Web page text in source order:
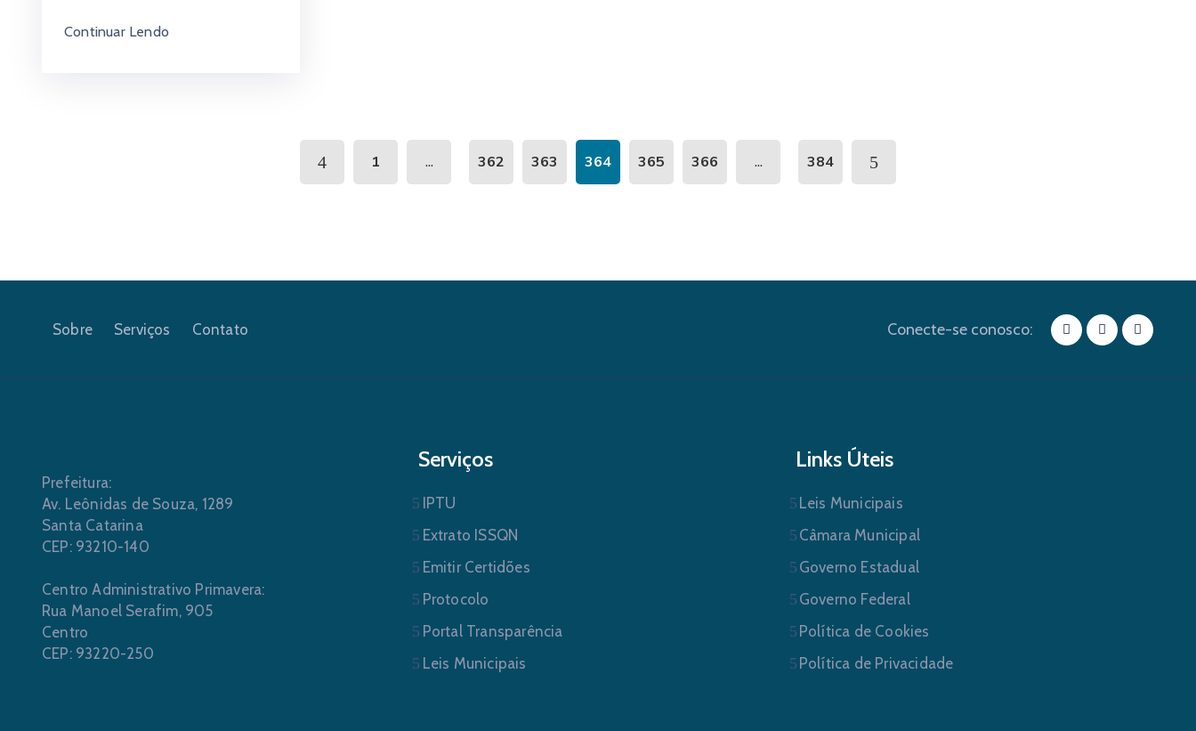
Continuar Lendo
1 ... 362 363 364 365 366 ... 384
Sobre Serviços Contato Conecte-se conosco:
Prefeitura:
Av. Leônidas de Souza, 1289
Santa Catarina
CEP: 93210-140
Centro Administrativo Primavera:
Rua Manoel Serafim, 905
Centro
CEP: 93220-250
Serviços
IPTU
Extrato ISSQN
Emitir Certidões
Protocolo
Portal Transparência
Leis Municipais
Links Úteis
Leis Municipais
Câmara Municipal
Governo Estadual
Governo Federal
Política de Cookies
Política de Privacidade